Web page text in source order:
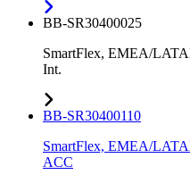
BB-SR30400025
SmartFlex, EMEA/
Int.
BB-SR30400110
SmartFlex, EMEA/
ACC